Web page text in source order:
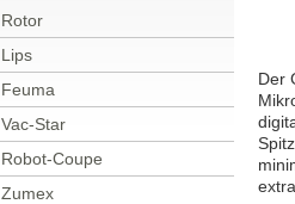
Rotor
Lips
Feuma
Vac-Star
Robot-Coupe
Zumex
Der